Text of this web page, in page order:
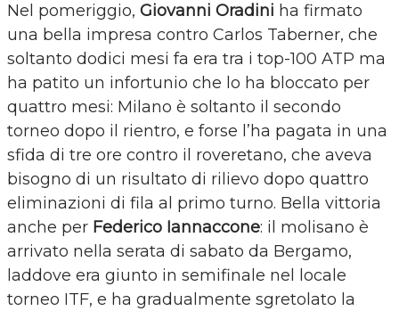
Nel pomeriggio, Giovanni Oradini ha firmato
una bella impresa contro Carlos Taberner, che
soltanto dodici mesi fa era tra i top-100 ATP ma
ha patito un infortunio che lo ha bloccato per
quattro mesi: Milano è soltanto il secondo
torneo dopo il rientro, e forse l’ha pagata in una
sfida di tre ore contro il roveretano, che aveva
bisogno di un risultato di rilievo dopo quattro
eliminazioni di fila al primo turno. Bella vittoria
anche per Federico Iannaccone: il molisano è
arrivato nella serata di sabato da Bergamo,
laddove era giunto in semifinale nel locale
torneo ITF, e ha gradualmente sgretolato la